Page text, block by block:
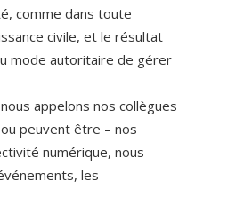
comme dans toute
civile, et le résultat
mode autoritaire de gérer
appelons nos collègues
peuvent être – nos
numérique, nous
les